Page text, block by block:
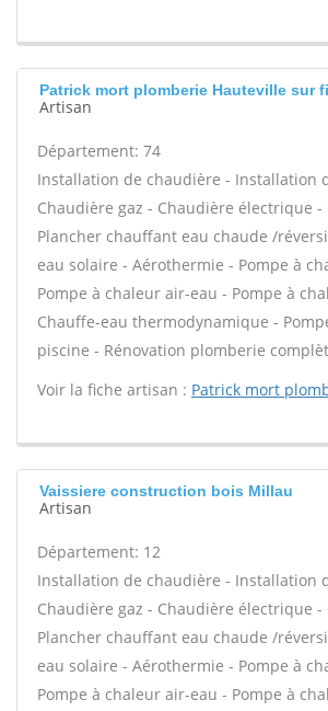
Patrick mort plomberie Hauteville sur
Artisan
Département: 74
Installation de chaudière - Installation
Chaudière gaz - Chaudière électrique -
Plancher chauffant eau chaude /
eau solaire - Aérothermie - Pompe à
Pompe à chaleur air-eau - Pompe à
Chauffe-eau thermodynamique -
piscine - Rénovation plomberie
Voir la fiche artisan : Patrick mort
Vaissiere construction bois Millau
Artisan
Département: 12
Installation de chaudière - Installation
Chaudière gaz - Chaudière électrique -
Plancher chauffant eau chaude /
eau solaire - Aérothermie - Pompe à
Pompe à chaleur air-eau - Pompe à